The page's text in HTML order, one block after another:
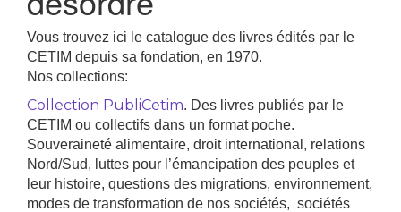
Vous trouvez ici le catalogue des livres édités par le
CETIM depuis sa fondation, en 1970.
Nos collections:
Collection PubliCetim. Des livres publiés par le
CETIM ou collectifs dans un format poche.
Souveraineté alimentaire, droit international, relations
Nord/Sud, luttes pour l’émancipation des peuples et
leur histoire, questions des migrations, environnement,
modes de transformation de nos sociétés, sociétés